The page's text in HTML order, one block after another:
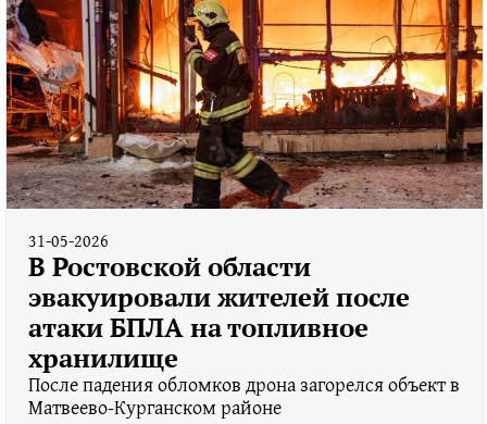
31-05-2026
В Ростовской области
эвакуировали жителей после
атаки БПЛА на топливное
хранилище
После падения обломков дрона загорелся объект в
Матвеево-Курганском районе